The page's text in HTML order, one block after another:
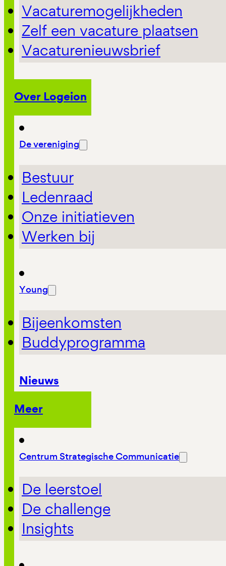
Vacaturemogelijkheden
Zelf een vacature plaatsen
Vacaturenieuwsbrief
Over Logeion
De vereniging
Bestuur
Ledenraad
Onze initiatieven
Werken bij
Young
Bijeenkomsten
Buddyprogramma
Nieuws
Meer
Centrum Strategische Communicatie
De leerstoel
De challenge
Insights